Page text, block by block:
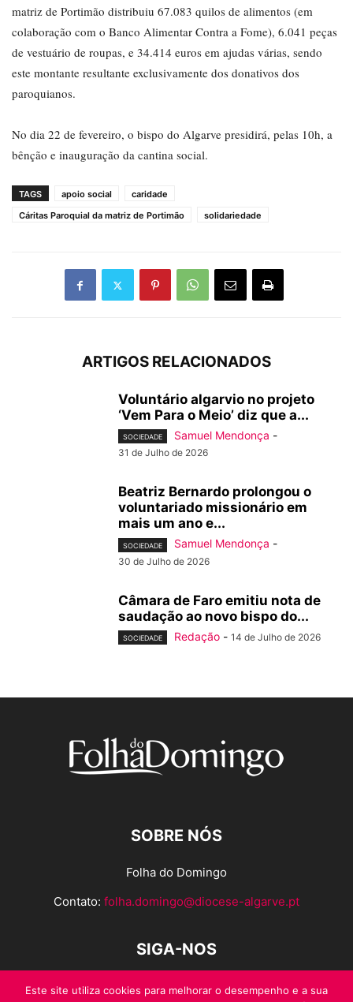
matriz de Portimão distribuiu 67.083 quilos de alimentos (em
colaboração com o Banco Alimentar Contra a Fome), 6.041 peças
de vestuário de roupas, e 34.414 euros em ajudas várias, sendo
este montante resultante exclusivamente dos donativos dos
paroquianos.
No dia 22 de fevereiro, o bispo do Algarve presidirá, pelas 10h, a
bênção e inauguração da cantina social.
TAGS apoio social
caridade
Cáritas Paroquial da matriz de Portimão
solidariedade
ARTIGOS RELACIONADOS
Voluntário algarvio no projeto
‘Vem Para o Meio’ diz que a...
SOCIEDADE Samuel Mendonça -
31 de Julho de 2026
Beatriz Bernardo prolongou o
voluntariado missionário em
mais um ano e...
SOCIEDADE Samuel Mendonça -
30 de Julho de 2026
Câmara de Faro emitiu nota de
saudação ao novo bispo do...
SOCIEDADE Redação - 14 de Julho de 2026
SOBRE NÓS
Folha do Domingo
Contato: folha.domingo@diocese-algarve.pt
SIGA-NOS
Este site utiliza cookies para melhorar o desempenho e a sua